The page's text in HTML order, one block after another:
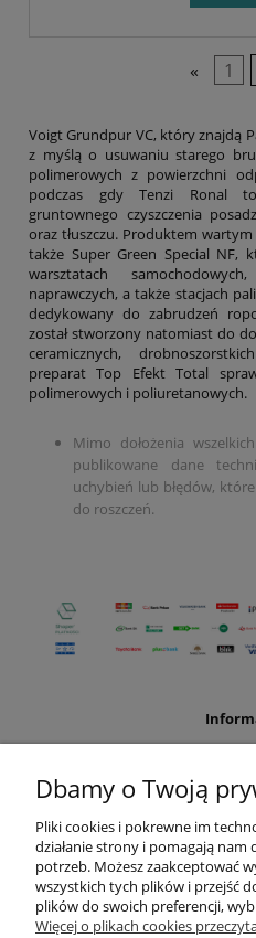
« 1
Voigt Grundpur VC, który znajdą
z myślą o usuwaniu starego
polimerowych z powierzchni
podczas gdy Tenzi Ronal
gruntownego czyszczenia
oraz tłuszczu. Produktem
także Super Green Special NF,
warsztatach
naprawczych, a także stacjach
dedykowany do zabrudzeń
został stworzony natomiast do
ceramicznych,
preparat Top Efekt Total
polimerowych i poliuretanowych.
Mimo dołożenia
publikowane dane
uchybień lub błędów,
do roszczeń.
Sklep
Dział
Dbamy o Twoją
Pliki cookies i pokrewne im
działanie strony i pomagają
potrzeb. Możesz zaakceptować
wszystkich tych plików i przejść
plików do swoich preferencji,
Więcej o plikach cookies